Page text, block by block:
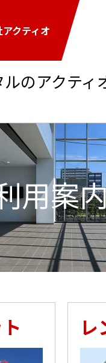
クティオ
のアクティ
用案
レ